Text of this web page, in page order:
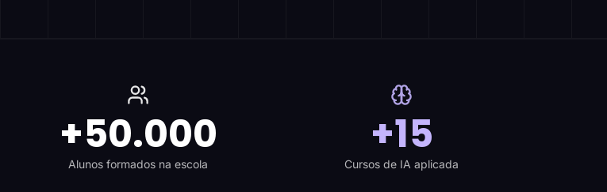
+50.000
Alunos formados na escola
+15
Cursos de IA aplicada